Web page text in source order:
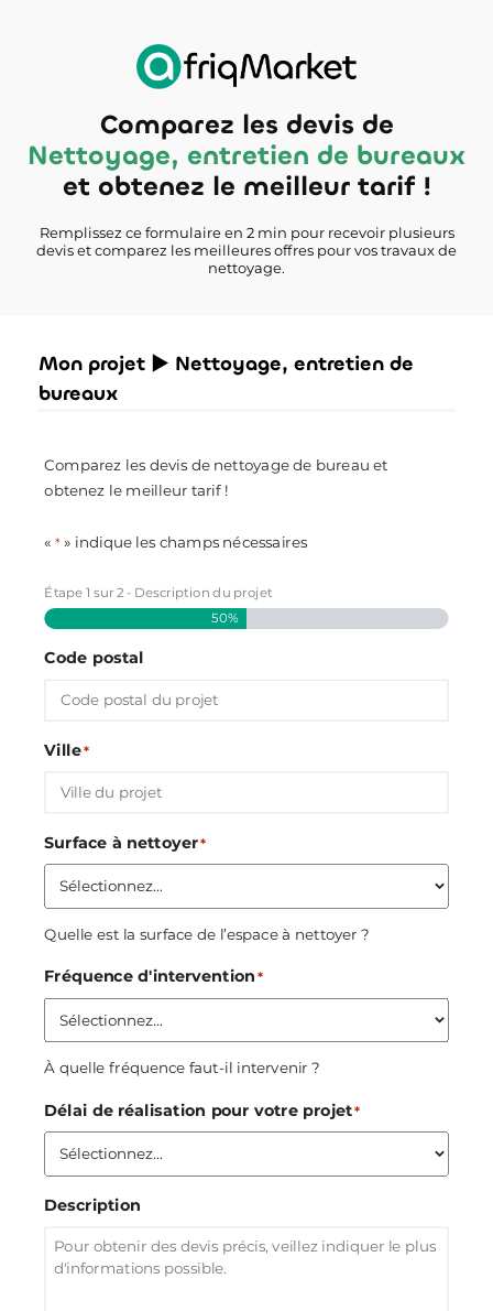
Comparez les devis de
Nettoyage, entretien de bureaux
et obtenez le meilleur tarif !
Remplissez ce formulaire en 2 min pour recevoir plusieurs
devis et comparez les meilleures offres pour vos travaux de
nettoyage.
Mon projet ► Nettoyage, entretien de
bureaux
Comparez les devis de nettoyage de bureau et
obtenez le meilleur tarif !
«* » indique les champs nécessaires
Étape1 sur2 - Description du projet
50%
Code postal
Ville*
Surface à nettoyer*
Quelle est la surface de l’espace à nettoyer ?
Fréquence d'intervention *
À quelle fréquence faut-il intervenir ?
Délai de réalisation pour votre projet*
Description